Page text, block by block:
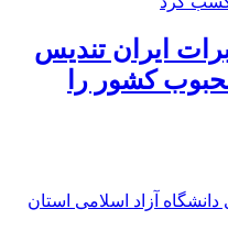
ایران تندیس
کشور را